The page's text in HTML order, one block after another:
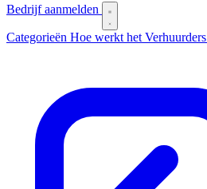
Bedrijf aanmelden
Categorieën Hoe werkt het Verhuurders